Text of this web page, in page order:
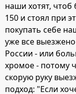
наши хотят,
150 и стоял при
покупать себе
уже все
России - или
хромое - потому
скорую руку
подход: "Если